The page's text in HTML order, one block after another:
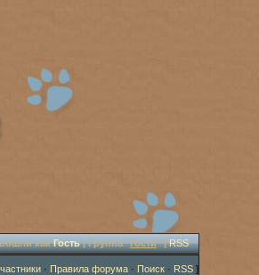
какГость| Группа "Гости" |RSS
· Правила форума · Поиск · RSS ]